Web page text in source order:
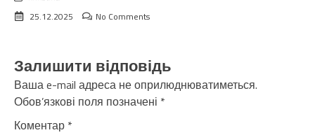
25.12.2025
No Comments
Залишити відповідь
Ваша e-mail адреса не оприлюднюватиметься.
Обов’язкові поля позначені *
Коментар *